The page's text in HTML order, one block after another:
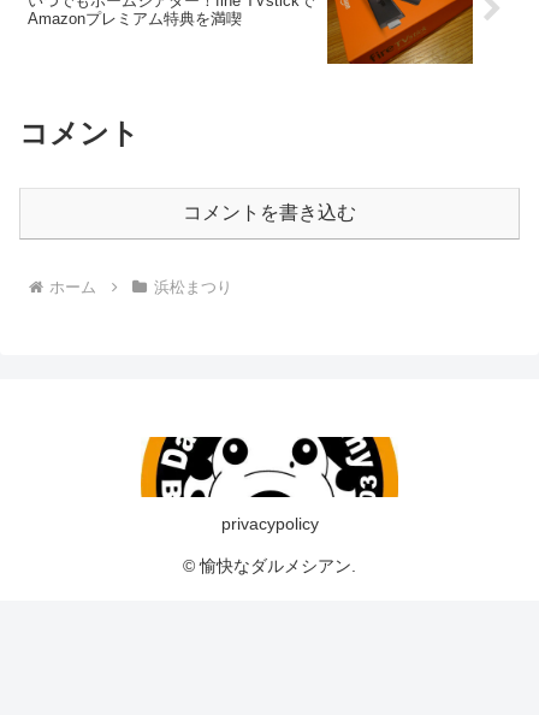
Amazonプレミアム特典を満喫
コメント
コメントを書き込む
ホーム 浜松まつり
privacypolicy
© 愉快なダルメシアン.